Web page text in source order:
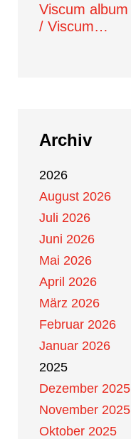
Viscum
/ Viscum…
Archiv
2026
August 2026
Juli 2026
Juni 2026
Mai 2026
April 2026
März 2026
Februar 2026
Januar 2026
2025
Dezember 2025
November 2025
Oktober 2025